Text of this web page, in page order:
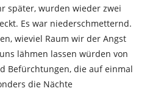
später, wurden wieder zwei
Es war niederschmetternd.
wieviel Raum wir der Angst
lähmen lassen würden von
Befürchtungen, die auf einmal
die Nächte